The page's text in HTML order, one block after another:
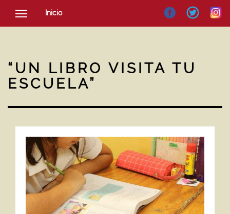
Inicio
SOCIEDAD
NOTICIAS
“UN LIBRO VISITA TU
ESCUELA”